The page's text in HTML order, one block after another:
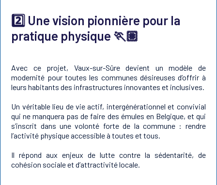
2️⃣ Une vision pionnière pour la
pratique physique 🏃🏽
Avec ce projet, Vaux-sur-Sûre devient un modèle de
modernité pour toutes les communes désireuses d’offrir à
leurs habitants des infrastructures innovantes et inclusives.
Un véritable lieu de vie actif, intergénérationnel et convivial
qui ne manquera pas de faire des émules en Belgique, et qui
s’inscrit dans une volonté forte de la commune : rendre
l’activité physique accessible à toutes et tous.
Il répond aux enjeux de lutte contre la sédentarité, de
cohésion sociale et d’attractivité locale.